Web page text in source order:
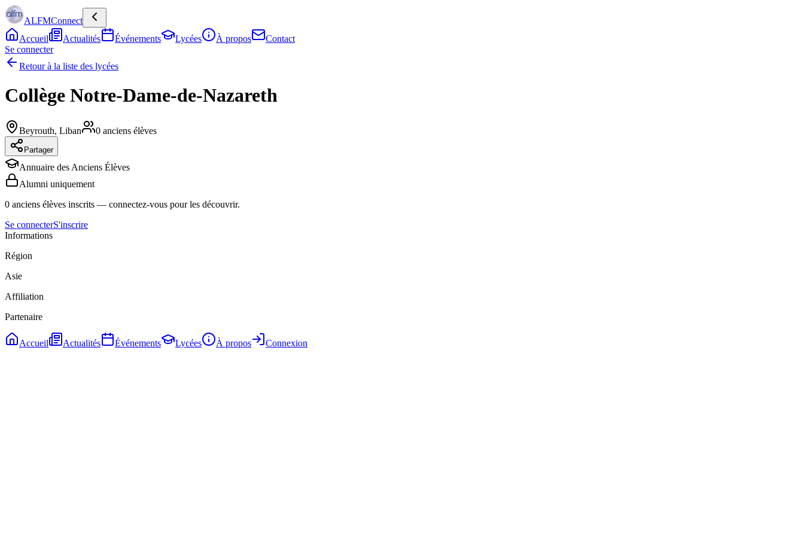
ALFMConnect
Accueil
Actualités Événements Lycées À propos
Contact
Se connecter
Retour à la liste des lycées
Collège Notre-Dame-de-Nazareth
Beyrouth, Liban 0 anciens élèves
Partager
Annuaire des Anciens Élèves
Alumni uniquement
0 anciens élèves inscrits — connectez-vous pour les découvrir.
Se connecterS'inscrire
Informations
Région
Asie
Affiliation
Partenaire
Accueil Actualités Événements Lycées À propos Connexion